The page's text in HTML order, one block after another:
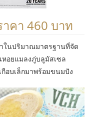
าคา 460 บาท
ในปริมาณมาตรฐานที่จัด
หอยแมลงภู่บลูมัสเซล
อบเล็กมาพร้อมขนมปัง